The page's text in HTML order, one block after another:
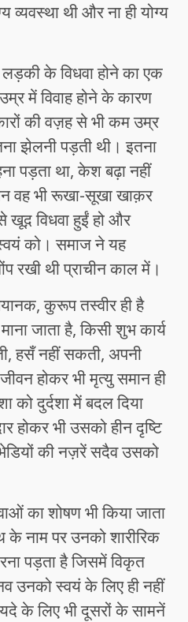
व्यवस्था थी और ना ही योग्य
लड़की के विधवा होने का एक
में विवाह होने के कारण
की वज़ह से भी कम उम्र
झेलनी पड़ती थी। इतना
पड़ता था, केश बढ़ा नहीं
वह भी रूखा-सूखा खाक़र
खूद़ विधवा हुईं हो और
को। समाज ने यह
रखी थी प्राचीन काल में।
कुरूप तस्वीर ही है
जाता है, किसी शुभ कार्य
हसँ नहीं सकती, अपनी
होकर भी मृत्यु समान ही
को दुर्दशा में बदल दिया
होकर भी उसको हीन दृष्टि
की नज़रें सदैव उसको
का शोषण भी किया जाता
के नाम पर उनको शारीरिक
पड़ता है जिसमें विकृत
उनको स्वयं के लिए ही नहीं
के लिए भी दूसरों के सामनें